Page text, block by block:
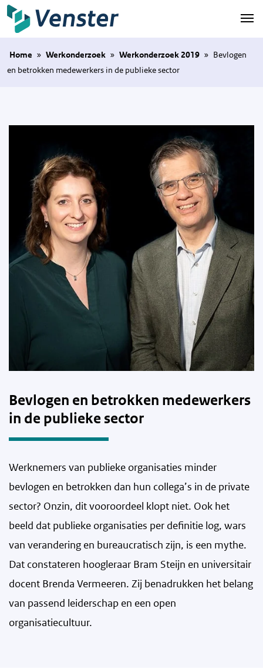
Naar hoofdinhoud
Home » Werkonderzoek » Werkonderzoek 2019 » Bevlogen
en betrokken medewerkers in de publieke sector
Bevlogen en betrokken medewerkers
in de publieke sector
Werknemers van publieke organisaties minder
bevlogen en betrokken dan hun collega’s in de private
sector? Onzin, dit vooroordeel klopt niet. Ook het
beeld dat publieke organisaties per definitie log, wars
van verandering en bureaucratisch zijn, is een mythe.
Dat constateren hoogleraar Bram Steijn en universitair
docent Brenda Vermeeren. Zij benadrukken het belang
van passend leiderschap en een open
organisatiecultuur.